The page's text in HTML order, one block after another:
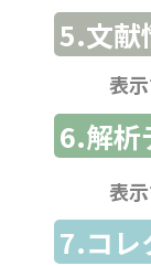
5.文献
表
6.解析
表
7.コレ